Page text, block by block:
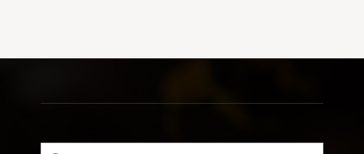
Search